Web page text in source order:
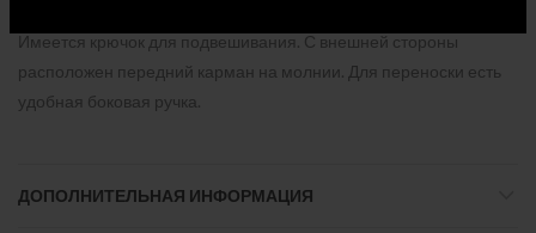
Имеется крючок для подвешивания. С внешней стороны
расположен передний карман на молнии. Для переноски есть
удобная боковая ручка.
ДОПОЛНИТЕЛЬНАЯ ИНФОРМАЦИЯ